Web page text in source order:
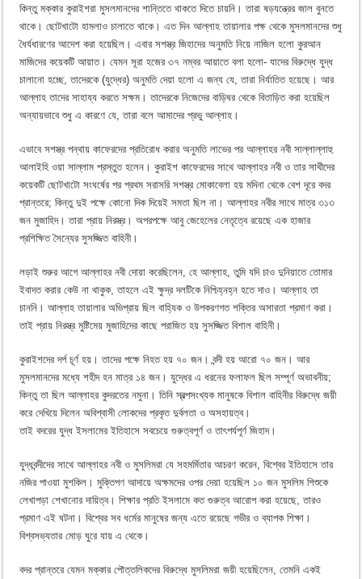
কিন্তু মক্কার কুরাইশরা মুসলমানদের শান্তিতে থাকতে দিতে চায়নি। তারা ষড়যন্ত্রের জাল বুনতে
থাকে। ছোটখাটো হামলাও চালাতে থাকে। এত দিন আল্লাহ তায়ালার পক্ষ থেকে মুসলমানদের শুধু
ধৈর্যধারণের আদেশ করা হয়েছিল। এবার সশস্ত্র জিহাদের অনুমতি নিয়ে নাজিল হলো কুরআন
মাজিদের কয়েকটি আয়াত। যেমন সূরা হজের ৩৭ নম্বর আয়াতে বলা হলো- যাদের বিরুদ্ধে যুদ্ধ
চালানো হচ্ছে, তাদেরকে (যুদ্ধের) অনুমতি দেয়া হলো এ জন্য যে, তারা নির্যাতিত হয়েছে। আর
আল্লাহ তাদের সাহায্য করতে সক্ষম। তাদেরকে নিজেদের বাড়িঘর থেকে বিতাড়িত করা হয়েছিল
অন্যায়ভাবে শুধু এ কারণে যে, তারা বলে আমাদের প্রভু আল্লাহ।
এভাবে সশস্ত্র পন্থায় কাফেরদের প্রতিরোধ করার অনুমতি লাভের পর আল্লাহর নবী সাল্লাল্লাহু
আলাইহি ওয়া সাল্লাম প্রস্তুত হলেন। কুরাইশ কাফেরদের সাথে আল্লাহর নবী ও তার সাথীদের
কয়েকটি ছোটখাটো সংঘর্ষের পর প্রথম সরাসরি সশস্ত্র মোকাবেলা হয় মদিনা থেকে বেশ দূরে বদর
প্রান্তরে; কিন্তু দুই পক্ষে কোনো দিক দিয়েই সমতা ছিল না। আল্লাহর নবীর সাথে মাত্র ৩১৩
জন মুজাহিদ। তারা প্রায় নিরস্ত্র। অপরপক্ষে আবু জেহেলের নেতৃত্বে রয়েছে এক হাজার
প্রশিক্ষিত সৈন্যের সুসজ্জিত বাহিনী।
লড়াই শুরুর আগে আল্লাহর নবী দোয়া করেছিলেন, হে আল্লাহ, তুমি যদি চাও দুনিয়াতে তোমার
ইবাদত করার কেউ না থাকুক, তাহলে এই ক্ষুদ্র দলটিকে নিশ্চিহ্নহ্ন হতে দাও। আল্লাহ তা
চাননি। আল্লাহ তায়ালার অভিপ্রায় ছিল বাহ্যিক ও উপকরণগত শক্তির অসারতা প্রমাণ করা।
তাই প্রায় নিরস্ত্র মুষ্টিমেয় মুজাহিদের কাছে পরাজিত হয় সুসজ্জিত বিশাল বাহিনী।
কুরাইশদের দর্প চূর্ণ হয়। তাদের পক্ষে নিহত হয় ৭০ জন। বন্দী হয় আরো ৭০ জন। আর
মুসলমানদের মধ্যে শহীদ হন মাত্র ১৪ জন। যুদ্ধের এ ধরনের ফলাফল ছিল সম্পূর্ণ অভাবনীয়;
কিন্তু তা ছিল আল্লাহর কুদরতের নমুনা। তিনি স্বল্পসংখ্যক মানুষকে বিশাল বাহিনীর বিরুদ্ধে জয়ী
করে দেখিয়ে দিলেন অবিশ্বাসী লোকদের প্রকৃত দুর্বলতা ও অসহায়ত্ব।
তাই বদরের যুদ্ধ ইসলামের ইতিহাসে সবচেয়ে গুরুত্বপূর্ণ ও তাৎপর্যপূর্ণ জিহাদ।
যুদ্ধবন্দীদের সাথে আল্লাহর নবী ও মুসলিমরা যে সহমর্মিতার আচরণ করেন, বিশ্বের ইতিহাসে তার
নজির পাওয়া মুশকিল। মুক্তিপণ আদায়ে অক্ষমদের ওপর দেয়া হয়েছিল ১০ জন মুসলিম শিশুকে
লেখাপড়া শেখানোর দায়িত্ব। শিক্ষার প্রতি ইসলামে কত গুরুত্ব আরোপ করা হয়েছে, তারও
প্রমাণ এই ঘটনা। বিশ্বের সব ধর্মের মানুষের জন্য এতে রয়েছে গভীর ও ব্যাপক শিক্ষা।
বিশ্বসভ্যতার মোড় ঘুরে যায় এ থেকে।
বদর প্রান্তরে যেমন মক্কার পৌত্তলিকদের বিরুদ্ধে মুসলিমরা জয়ী হয়েছিলেন, তেমনি একই